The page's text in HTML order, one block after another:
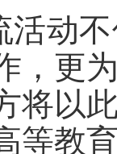
活动
，更
将以
等教